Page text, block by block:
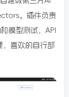
。插件负责
模型测试，API
喜欢的自行部